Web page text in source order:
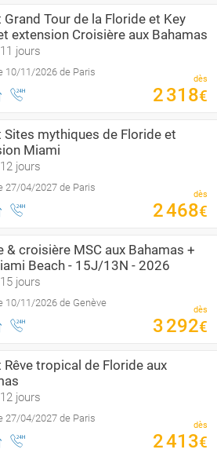
Grand Tour de la Floride et Key
extension Croisière aux Bahamas
jours
10/11/2026 de Paris
dès
2318€
Sites mythiques de Floride et
Miami
jours
27/04/2027 de Paris
dès
2468€
& croisière MSC aux Bahamas +
Beach - 15J/13N - 2026
jours
10/11/2026 de Genève
dès
3292€
Rêve tropical de Floride aux
jours
27/04/2027 de Paris
dès
2413€